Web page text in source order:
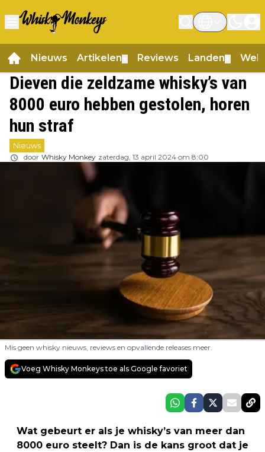
Nieuws Artikelen Reviews Landen
Dieven die zeldzame whisky’s van
8000 euro hebben gestolen, horen
hun straf
Nieuws
door Whisky Monkey zaterdag, 13 april 2024 om 8:00
Mis geen whisky nieuws, reviews en opvallende releases meer.
Voeg Whisky Monkeys toe als Google favoriet
Wat gebeurt er als je whisky’s van meer dan
8000 euro steelt? Dan is de kans groot dat je